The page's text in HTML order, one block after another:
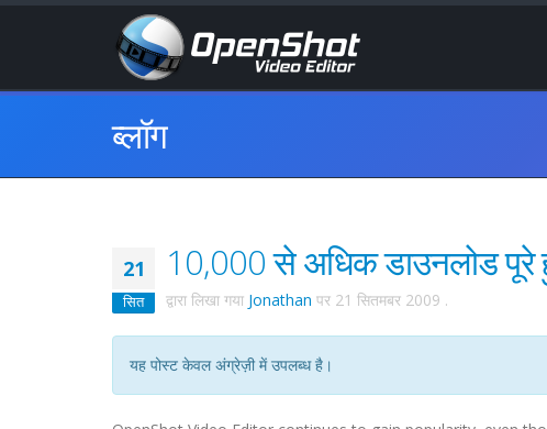
ब्लॉग
21
सित
10,000 से अधिक डाउनलोड पूरे
द्वारा लिखा गया Jonathan पर 21 सितमबर 2009 .
यह पोस्ट केवल अंग्रेज़ी में उपलब्ध है।